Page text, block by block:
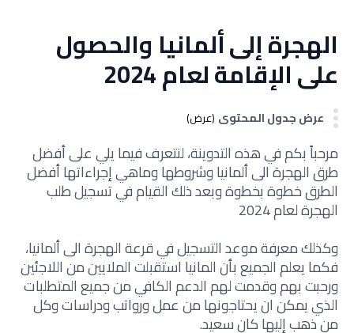
الهجرة إلى ألمانيا والحصول
على الإقامة لعام 2024
عرض جدول المحتوى (عرض)
مرحباً بكم في هذه التدوينة، لنتعرف فيما يلي على أفضل
طرق الهجرة الى ألمانيا وشروطها وماهي إجراءاتها أفضل
الطرق خطوة بخطوةوبعد ذلك القيام في تسجيل طلب
الهجرة لعام 2024
وكذلك معرفة موعد التسجيل في قرعة الهجرة الى ألمانيا،
فكما يعلم الجميع بأن المانيا استقبلت الملايين من اللاجئين
ورحبت بهم وقدمت لهم الدعم الكافي من جميع المتطلبات
الذي يمكن ان يحتاجونها من عمل ورواتب ودراسات وكل
من ذهب إليها كان سعيد.